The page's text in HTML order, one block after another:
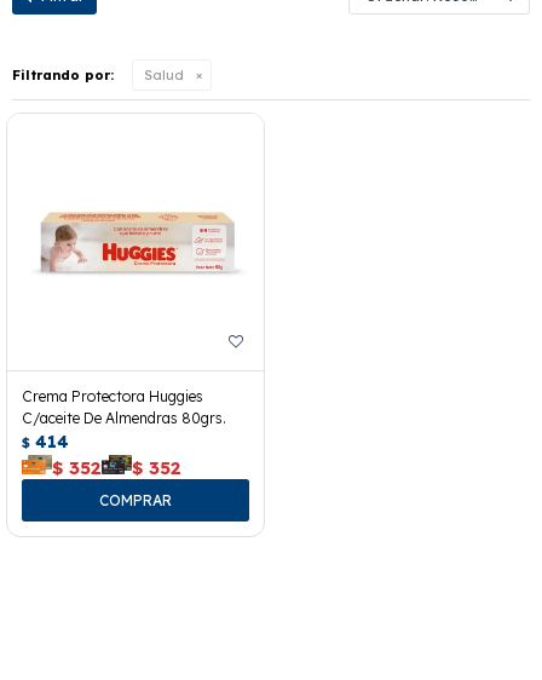
Filtrando por: Salud
Crema Protectora Huggies
C/aceite De Almendras 80grs.
$ 414
$ 352 $ 352